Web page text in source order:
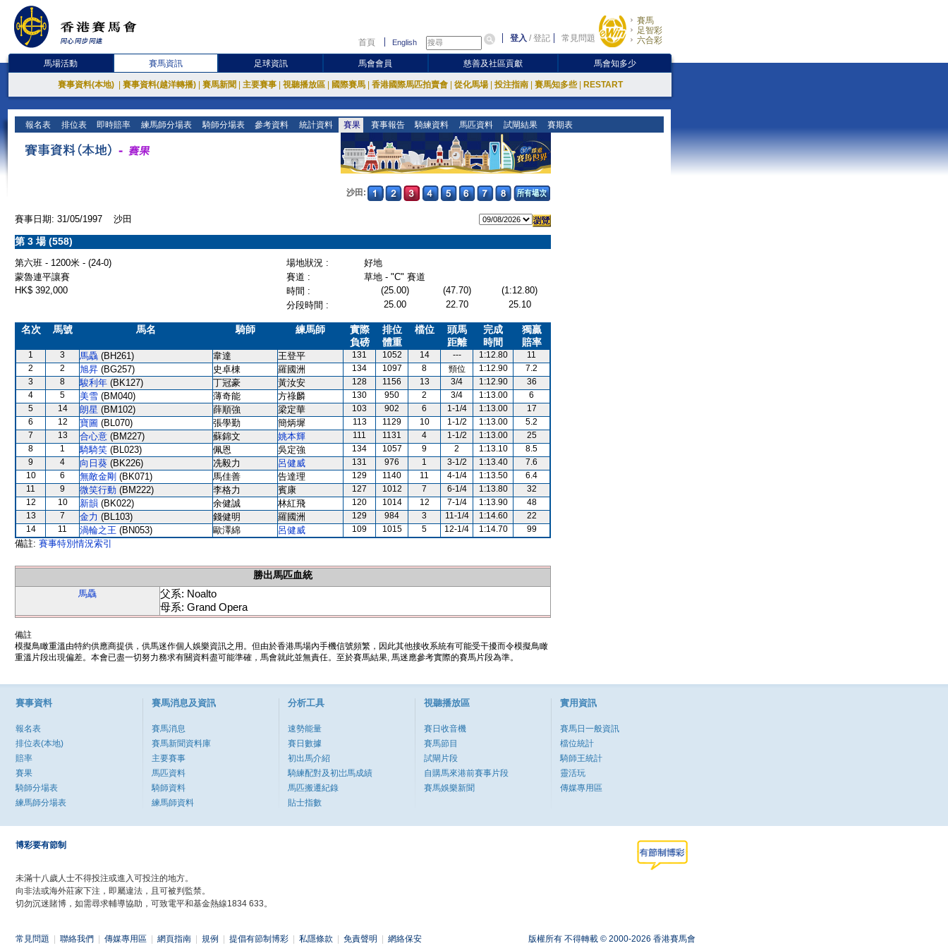
首頁 English 登入 /登記 常見問題
賽馬
足智彩
六合彩
馬場活動 賽馬資訊 足球資訊 馬會會員 慈善及社區貢獻 馬會知多少
賽事資料(本地) 賽事資料(越洋轉播) 賽馬新聞 主要賽事 視聽播放區 國際賽馬 香港國際馬匹拍賣會 從化馬場 投注指南 賽馬知多些 RESTART
報名表 排位表 即時賠率 練馬師分場表 騎師分場表 參考資料 統計資料 賽果 賽事報告 騎練資料 馬匹資料 試閘結果 賽期表
沙田:
賽事日期: 31/05/1997 沙田
第 3 場 (558)
第六班 - 1200米 - (24-0) 場地狀況 :
好地
蒙魯連平讓賽
賽道 :
草地 - "C" 賽道
HK$ 392,000
時間 : (25.00) (47.70)
(1:12.80)
分段時間 :
25.00 22.70 25.10
名次 馬號 馬名 騎師 練馬師
實際
負磅
排位
體重
檔位
頭馬
距離
完成
時間
獨贏
賠率
1 3 馬驫 (BH261) 韋達 王登平 131 1052 14 --- 1:12.80
11
2
2 旭昇 (BG257) 史卓棟 羅國洲 134 1097 8 頸位 1:12.90
7.2
3
8 駿利年 (BK127) 丁冠豪 黃汝安 128 1156 13 3/4 1:12.90
36
4
5 美雪 (BM040) 薄奇能 方祿麟 130 950 2 3/4 1:13.00
6
5
14 朗星 (BM102) 薛順強 梁定華 103 902 6 1-1/4 1:13.00
17
6
12 寶圖 (BL070) 張學勤 簡炳墀 113 1129 10 1-1/2 1:13.00
5.2
7
13 合心意 (BM227) 蘇錦文 姚本輝 111 1131 4 1-1/2 1:13.00
25
8
1 騎騎笑 (BL023) 佩恩 吳定強 134 1057 9 2 1:13.10
8.5
9
4 向日葵 (BK226) 冼毅力 呂健威 131 976 1 3-1/2 1:13.40
7.6
10
6 無敵金剛 (BK071) 馬佳善 告達理 129 1140 11 4-1/4 1:13.50
6.4
11
9 微笑行動 (BM222) 李格力 賓康 127 1012 7 6-1/4 1:13.80
32
12
10 新韻 (BK022) 余健誠 林紅飛 120 1014 12 7-1/4 1:13.90
48
13
7 金力 (BL103) 錢健明 羅國洲 129 984 3 11-1/4 1:14.60
22
14
11 渦輪之王 (BN053) 歐澤綿 呂健威 109 1015 5 12-1/4 1:14.70 99
備註: 賽事特別情況索引
勝出馬匹血統
馬驫
父系: Noalto
母系: Grand Opera
備註
模擬鳥瞰重溫由特約供應商提供，供馬迷作個人娛樂資訊之用。但由於香港馬場內手機信號頻繁，因此其他接收系統有可能受干擾而令模擬鳥瞰
重溫片段出現偏差。本會已盡一切努力務求有關資料盡可能準確，馬會就此並無責任。至於賽馬結果, 馬迷應參考實際的賽馬片段為準。
賽事資料
報名表
排位表(本地)
賠率
賽果
騎師分場表
練馬師分場表
賽馬消息及資訊
賽馬消息
賽馬新聞資料庫
主要賽事
馬匹資料
騎師資料
練馬師資料
分析工具
速勢能量
賽日數據
初出馬介紹
騎練配對及初岀馬成績
馬匹搬遷紀錄
貼士指數
視聽播放區
賽日收音機
賽馬節目
試閘片段
自購馬來港前賽事片段
賽馬娛樂新聞
實用資訊
賽馬日一般資訊
檔位統計
騎師王統計
靈活玩
傳媒專用區
博彩要有節制
未滿十八歲人士不得投注或進入可投注的地方。
向非法或海外莊家下注，即屬違法，且可被判監禁。
切勿沉迷賭博，如需尋求輔導協助，可致電平和基金熱線1834 633。
常見問題 聯絡我們 傳媒專用區 網頁指南 規例 提倡有節制博彩 私隱條款 免責聲明 網絡保安 版權所有 不得轉載 © 2000-2026 香港賽馬會